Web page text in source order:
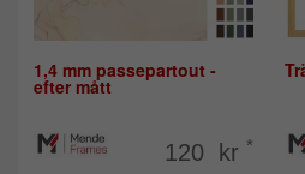
1,4 mm passepartout -
efter mått
120 kr *